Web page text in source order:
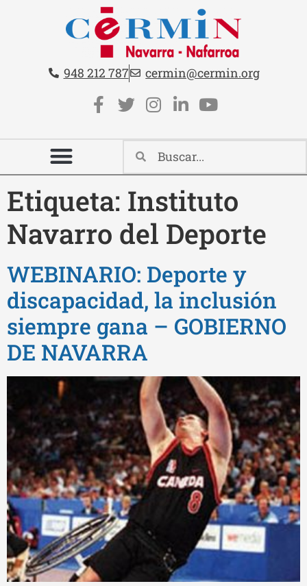
Contacto cabecera
Teléfono:
948 212 787 Email:
cermin@cermin.org
Redes sociales cabecera
Etiqueta: Instituto
Navarro del Deporte
WEBINARIO: Deporte y
discapacidad, la inclusión
siempre gana – GOBIERNO
DE NAVARRA